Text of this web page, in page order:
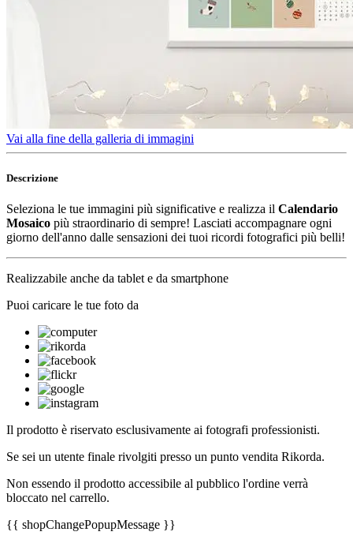
Vai alla fine della galleria di immagini
Descrizione
Seleziona le tue immagini più significative e realizza il Calendario
Mosaico più straordinario di sempre! Lasciati accompagnare ogni
giorno dell'anno dalle sensazioni dei tuoi ricordi fotografici più belli!
Realizzabile anche da tablet e da smartphone
Puoi caricare le tue foto da
Il prodotto è riservato esclusivamente ai fotografi professionisti.
Se sei un utente finale rivolgiti presso un punto vendita Rikorda.
Non essendo il prodotto accessibile al pubblico l'ordine verrà
bloccato nel carrello.
{{ shopChangePopupMessage }}